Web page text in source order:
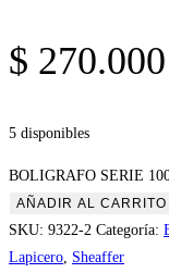
$ 270.000
5 disponibles
BOLIGRAFO SERIE
AÑADIR AL CARRITO
SKU: 9322-2 Categoría:
Lapicero, Sheaffer